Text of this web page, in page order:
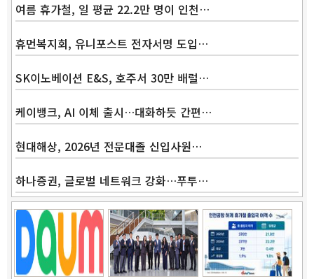
여름 휴가철, 일 평균 22.2만 명이 인천…
휴먼복지회, 유니포스트 전자서명 도입…
SK이노베이션 E&S, 호주서 30만 배럴…
케이뱅크, AI 이체 출시…대화하듯 간편…
현대해상, 2026년 전문대졸 신입사원…
하나증권, 글로벌 네트워크 강화…푸투…